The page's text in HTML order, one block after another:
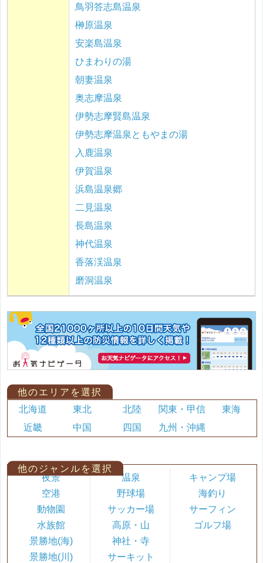
鳥羽答志島温泉
榊原温泉
安楽島温泉
ひまわりの湯
朝妻温泉
奥志摩温泉
伊勢志摩賢島温泉
伊勢志摩温泉ともやまの湯
入鹿温泉
伊賀温泉
浜島温泉郷
二見温泉
長島温泉
神代温泉
香落渓温泉
磨洞温泉
他のエリアを選択
北海道
東北 北陸 関東・甲信
東海
近畿
中国 四国 九州・沖縄
他のジャンルを選択
夜景
空港
動物園
水族館
景勝地(海)
景勝地(川)
温泉
野球場
サッカー場
高原・山
神社・寺
サーキット
キャンプ場
海釣り
サーフィン
ゴルフ場